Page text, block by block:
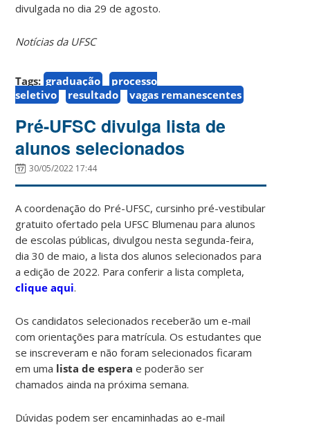
divulgada no dia 29 de agosto.
Notícias da UFSC
Tags: graduação
processo
seletivo
resultado vagas remanescentes
Pré-UFSC divulga lista de
alunos selecionados
30/05/2022 17:44
A coordenação do Pré-UFSC, cursinho pré-vestibular
gratuito ofertado pela UFSC Blumenau para alunos
de escolas públicas, divulgou nesta segunda-feira,
dia 30 de maio, a lista dos alunos selecionados para
a edição de 2022. Para conferir a lista completa,
clique aqui.
Os candidatos selecionados receberão um e-mail
com orientações para matrícula. Os estudantes que
se inscreveram e não foram selecionados ficaram
em uma lista de espera e poderão ser
chamados ainda na próxima semana.
Dúvidas podem ser encaminhadas ao e-mail